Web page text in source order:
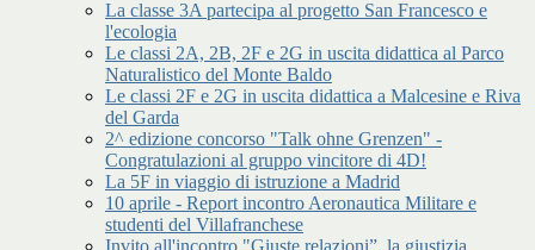
La classe 3A partecipa al progetto San Francesco e
l'ecologia
Le classi 2A, 2B, 2F e 2G in uscita didattica al Parco
Naturalistico del Monte Baldo
Le classi 2F e 2G in uscita didattica a Malcesine e Riva
del Garda
2^ edizione concorso "Talk ohne Grenzen" -
Congratulazioni al gruppo vincitore di 4D!
La 5F in viaggio di istruzione a Madrid
10 aprile - Report incontro Aeronautica Militare e
studenti del Villafranchese